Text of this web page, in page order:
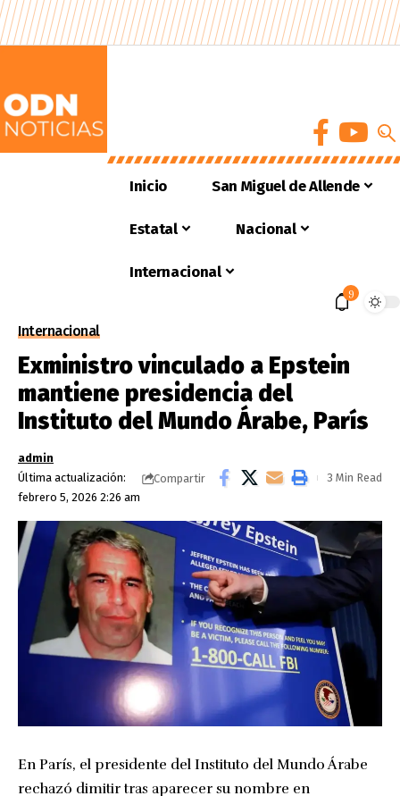
Inicio San Miguel de Allende
Estatal Nacional
Internacional
9
Internacional
Exministro vinculado a Epstein
mantiene presidencia del
Instituto del Mundo Árabe, París
Última actualización:
febrero 5, 2026 2:26 am
admin
Compartir
3 Min Read
En París, el presidente del Instituto del Mundo Árabe
rechazó dimitir tras aparecer su nombre en